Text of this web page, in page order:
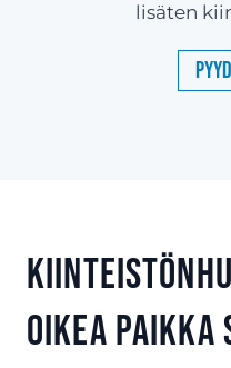
lisäten
oikea paikka